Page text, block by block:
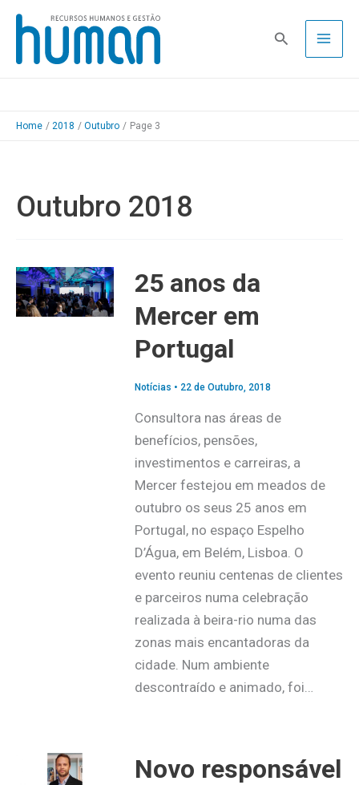
Skip
content
Pesquisa
Home 2018 Outubro Page 3
Outubro 2018
25 anos da
Mercer em
Portugal
Notícias • 22 de Outubro, 2018
Consultora nas áreas de
benefícios, pensões,
investimentos e carreiras, a
Mercer festejou em meados de
outubro os seus 25 anos em
Portugal, no espaço Espelho
D’Água, em Belém, Lisboa. O
evento reuniu centenas de clientes
e parceiros numa celebração
realizada à beira-rio numa das
zonas mais encantadoras da
cidade. Num ambiente
descontraído e animado, foi…
Novo responsável